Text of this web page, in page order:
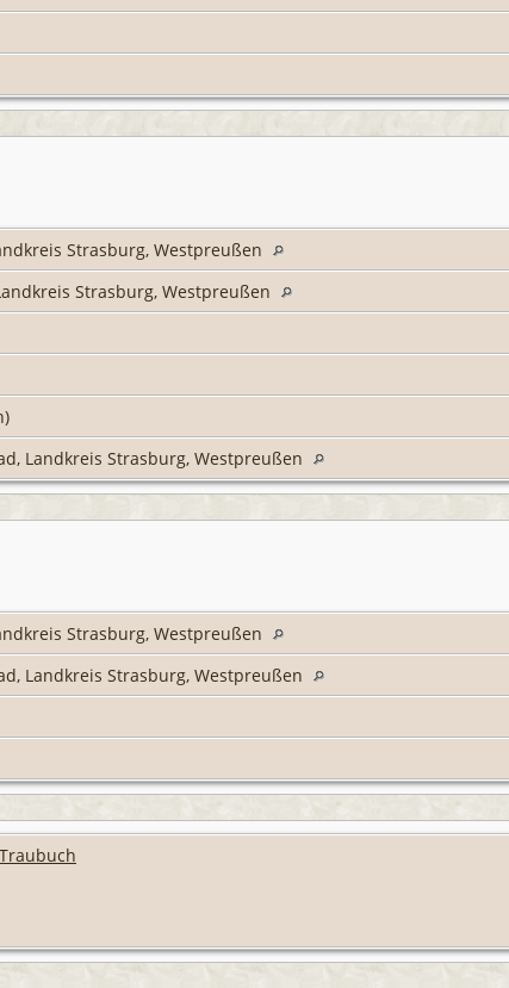
Strasburg, Westpreußen
Strasburg, Westpreußen
Landkreis Strasburg, Westpreußen
Strasburg, Westpreußen
Landkreis Strasburg, Westpreußen